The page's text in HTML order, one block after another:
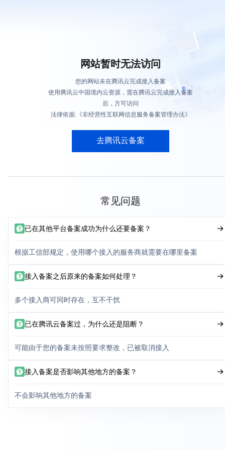
网站暂时无法访问
您的网站未在腾讯云完成接入备案
使用腾讯云中国境内云资源，需在腾讯云完成接入备案
后，方可访问
法律依据:《非经营性互联网信息服务备案管理办法》
去腾讯云备案
常见问题
已在其他平台备案成功为什么还要备案？
根据工信部规定，使用哪个接入的服务商就需要在哪里备案
接入备案之后原来的备案如何处理？
多个接入商可同时存在，互不干扰
已在腾讯云备案过，为什么还是阻断？
可能由于您的备案未按照要求整改，已被取消接入
接入备案是否影响其他地方的备案？
不会影响其他地方的备案